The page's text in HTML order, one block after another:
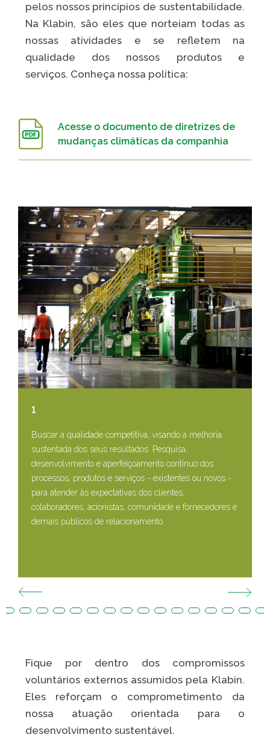
pelos nossos princípios de sustentabilidade.
Na Klabin, são eles que norteiam todas as
nossas atividades e se refletem na
qualidade dos nossos produtos e
serviços. Conheça nossa política:
Acesse o documento de diretrizes de
mudanças climáticas da companhia
1
Buscar a qualidade competitiva, visando a melhoria
sustentada dos seus resultados. Pesquisa,
desenvolvimento e aperfeiçoamento contínuo dos
processos, produtos e serviços - existentes ou novos -
para atender às expectativas dos clientes,
colaboradores, acionistas, comunidade e fornecedores e
demais públicos de relacionamento.
Fique por dentro dos compromissos
voluntários externos assumidos pela Klabin.
Eles reforçam o comprometimento da
nossa atuação orientada para o
desenvolvimento sustentável.